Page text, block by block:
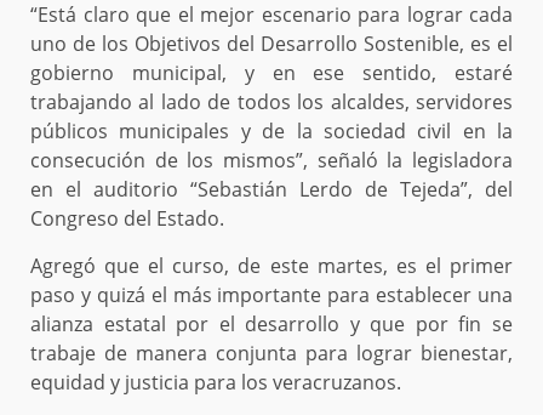
“Está claro que el mejor escenario para lograr cada
uno de los Objetivos del Desarrollo Sostenible, es el
gobierno municipal, y en ese sentido, estaré
trabajando al lado de todos los alcaldes, servidores
públicos municipales y de la sociedad civil en la
consecución de los mismos”, señaló la legisladora
en el auditorio “Sebastián Lerdo de Tejeda”, del
Congreso del Estado.
Agregó que el curso, de este martes, es el primer
paso y quizá el más importante para establecer una
alianza estatal por el desarrollo y que por fin se
trabaje de manera conjunta para lograr bienestar,
equidad y justicia para los veracruzanos.